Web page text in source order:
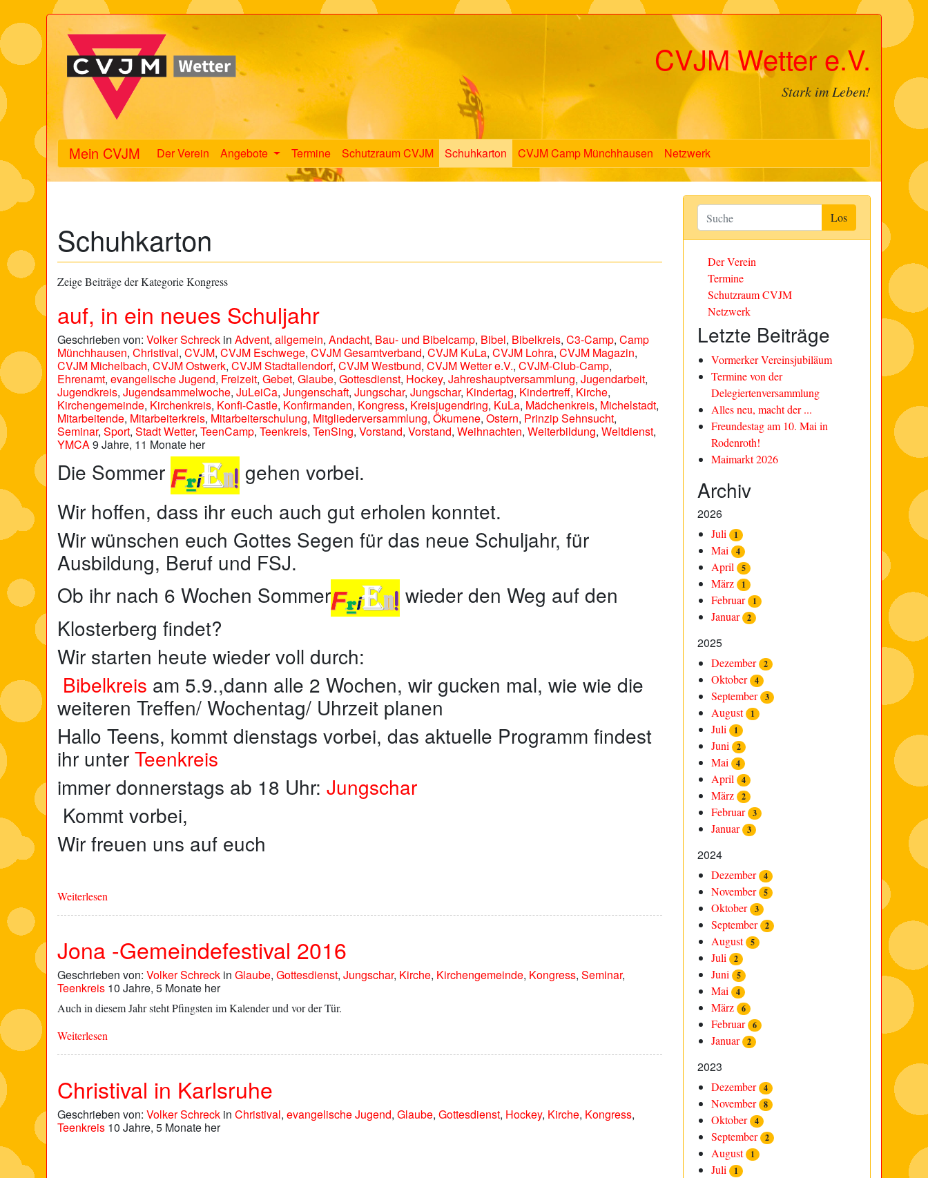
CVJM Wetter e.V.
Stark im Leben!
Mein CVJM Der Verein Angebote Termine Schutzraum CVJM Schuhkarton CVJM Camp Münchhausen Netzwerk
Schuhkarton
Zeige Beiträge der Kategorie Kongress
auf, in ein neues Schuljahr
Geschrieben von:Volker Schreck inAdvent,allgemein,Andacht, Bau- und Bibelcamp, Bibel, Bibelkreis,C3-Camp,Camp
Münchhausen,Christival,CVJM,CVJM Eschwege,CVJM Gesamtverband,CVJM KuLa,CVJM Lohra,CVJM Magazin,
CVJM Michelbach,CVJM Ostwerk,CVJM Stadtallendorf,CVJM Westbund,CVJM Wetter e.V.,CVJM-Club-Camp,
Ehrenamt,evangelische Jugend, Freizeit,Gebet,Glaube,Gottesdienst, Hockey,Jahreshauptversammlung,Jugendarbeit,
Jugendkreis,Jugendsammelwoche,JuLeiCa,Jungenschaft,Jungschar,Jungschar, Kindertag, Kindertreff, Kirche,
Kirchengemeinde, Kirchenkreis, Konfi-Castle, Konfirmanden, Kongress, Kreisjugendring, KuLa, Mädchenkreis, Michelstadt,
Mitarbeitende, Mitarbeiterkreis, Mitarbeiterschulung, Mitgliederversammlung,Ökumene,Ostern, Prinzip Sehnsucht,
Seminar,Sport,Stadt Wetter,TeenCamp,Teenkreis,TenSing,Vorstand,Vorstand,Weihnachten,Weiterbildung,Weltdienst,
YMCA9 Jahre, 11 Monate her
Die Sommer
gehen vorbei.
Wir hoffen, dass ihr euch auch gut erholen konntet.
Wir wünschen euch Gottes Segen für das neue Schuljahr, für
Ausbildung, Beruf und FSJ.
Ob ihr nach 6 Wochen Sommer
wieder den Weg auf den
Klosterberg findet?
Wir starten heute wieder voll durch:
Bibelkreis am 5.9.,dann alle 2 Wochen, wir gucken mal, wie wie die
weiteren Treffen/ Wochentag/ Uhrzeit planen
Hallo Teens, kommt dienstags vorbei, das aktuelle Programm findest
ihr unterTeenkreis
immer donnerstags ab 18 Uhr:Jungschar
Kommt vorbei,
Wir freuen uns auf euch
Weiterlesen
Jona -Gemeindefestival 2016
Geschrieben von:Volker Schreck inGlaube,Gottesdienst,Jungschar, Kirche, Kirchengemeinde, Kongress,Seminar,
Teenkreis 10 Jahre, 5 Monate her
Auch in diesem Jahr steht Pfingsten im Kalender und vor der Tür.
Weiterlesen
Christival in Karlsruhe
Geschrieben von:Volker Schreck inChristival,evangelische Jugend,Glaube,Gottesdienst, Hockey, Kirche, Kongress,
Teenkreis 10 Jahre, 5 Monate her
Der Verein
Termine
Schutzraum CVJM
Netzwerk
Letzte Beiträge
Vormerker Vereinsjubiläum
Termine von der
Delegiertenversammlung
Alles neu, macht der ...
Freundestag am 10. Mai in
Rodenroth!
Maimarkt 2026
Archiv
2026
Juli 1
Mai 4
April 5
März 1
Februar 1
Januar 2
2025
Dezember 2
Oktober 4
September 3
August 1
Juli 1
Juni 2
Mai 4
April 4
März 2
Februar 3
Januar 3
2024
Dezember 4
November 5
Oktober 3
September 2
August 5
Juli 2
Juni 5
Mai 4
März 6
Februar 6
Januar 2
2023
Dezember 4
November 8
Oktober 4
September 2
August 1
Juli 1